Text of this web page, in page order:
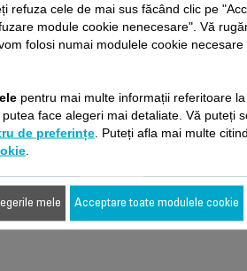
PĂR
părului
PIEPTENE
BARBĂ CS-
20,80
refuza cele de mai sus făcând clic pe
module cookie nenecesare". Vă
folosi numai modulele cookie
pentru mai multe informații referitoare
face alegeri mai detaliate. Vă puteți
de preferințe . Puteți afla mai multe
mele Acceptare toate modulele cookie